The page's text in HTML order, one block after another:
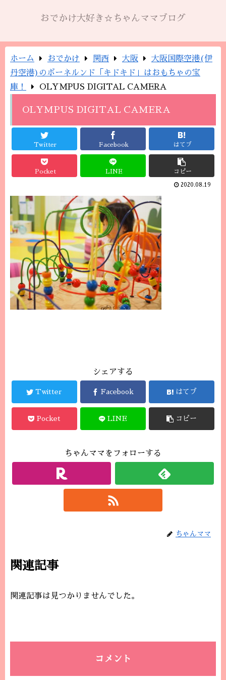
おでかけ大好き☆ちゃんママブログ
ホーム おでかけ 関西 大阪
大阪国際空港(伊
丹空港)のボーネルンド「キドキド」はおもちゃの宝
庫！
OLYMPUS DIGITAL CAMERA
OLYMPUS DIGITAL CAMERA
Twitter Facebook はてブ
Pocket LINE コピー
2020.08.19
シェアする
Twitter Facebook はてブ
Pocket LINE コピー
ちゃんママをフォローする
ちゃんママ
関連記事
関連記事は見つかりませんでした。
コメント